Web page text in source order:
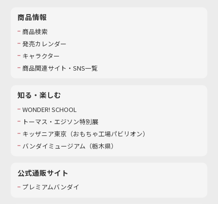
商品情報
商品検索
発売カレンダー
キャラクター
商品関連サイト・SNS一覧
知る・楽しむ
WONDER! SCHOOL
トーマス・エジソン特別展
キッザニア東京（おもちゃ工場パビリオン）​
バンダイミュージアム（栃木県）
公式通販サイト
プレミアムバンダイ